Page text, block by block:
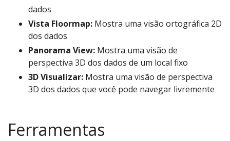
dados
Vista Floormap: Mostra uma visão ortográfica 2D
dos dados
Panorama View: Mostra uma visão de
perspectiva 3D dos dados de um local fixo
3D Visualizar: Mostra uma visão de perspectiva
3D dos dados que você pode navegar livremente
Ferramentas